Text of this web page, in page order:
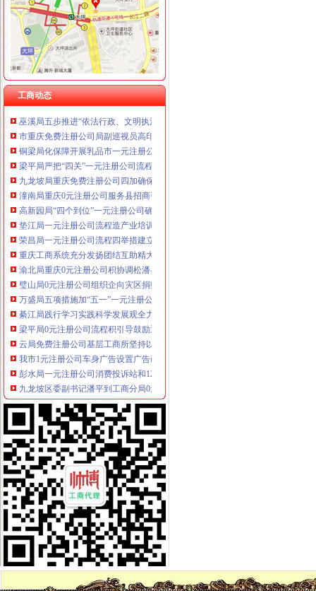
工商动态
沙坪坝局抓住“五个关键”0元注册公司流程推动重点工作全面开展
江津局“两手抓”一元注册公司流程积构建食品安全监管长效机制
永川局0元注册公司流程化合同帮扶制度支持涉农企业发展
沙坪坝局免费注册公司部分工商所上门验照贴花 促进监管服务两统一
永川局0元注册公司实施四项工程提升工商服务质量有实效
沙坪坝局以四型模范为指针造“四型”0元注册公司领导班子
双桥局重庆0元注册公司采取有效措施认真贯彻十七届三中全会精
市重庆免费注册公司局副巡视员高印平到高新区局检查指导工作
铜梁局化保障开展乳品市一元注册公司流程场清理整有实效
梁平局严把“四关”一元注册公司流程化成品油市场监管
九龙坡局重庆免费注册公司四加确保花博会顺利开幕
潼南局重庆0元注册公司服务县招商引资工作再添新招
高新园局“四个到位”一元注册公司确保食品安全
垫江局一元注册公司流程造产业培训农村经纪人
荣昌局一元注册公司流程四举措建立与监管对象联系服务机制
重庆工商系统充分发扬团结互助精大力开展对四川灾区的1元注册公司援助工作
渝北局重庆0元注册公司积协调松潘县来渝采购救灾物资
璧山局0元注册公司组织企向灾区捐赠食品支援震救灾
万盛局五项措施加“五一”一元注册公司流程旅游市场管理见成效
綦江局践行学习实践科学发展观全力整顿规范市一元注册公司流程场行为
梁平局0元注册公司流程积引导鼓励返乡农民工创业
云局免费注册公司基层工商所坚持以人为本拓展服务型工商
我市1元注册公司车身广告设置广告画面将止上车窗
彭水局一元注册公司消费投诉站和12315联络站建设初显成效
九龙坡区委副书记潘平到工商分局0元注册公司调研指导工作
武隆局索农资市场“十个一”一元注册公司长效监管机制
开县局重庆一元注册公司实行分层分类培训模式着力提升干部队伍素质
酉局重庆一元注册公司超额完成农村经纪人培训计划
巫溪局一元注册公司流程多措并举化流通领域食品商品安全监管
市局副局长郭翔、重庆0元注册公司副巡视员高印平到沙坪坝局检查指导无证无
南岸区户外广告整进入攻坚阶段
经检总队查处某公司虚报注册资本案
市0元注册公司局机关组织干部职工参观全国廉政文化大型绘画书法巡展
巫溪局市1元注册公司场专管所构筑食品消费安全防护体系
綦江局“四抓”一元注册公司促进“合同帮农”工作
奉节局“三个三”免费注册公司措施进一步开展学习实践科学发展观活动
涪陵区消委夯实七大基础共建“大消委”重庆免费注册公司新格局
梁平局“553”一元注册公司举措深化学习实践活动和消费维权
重庆秋冬品牌服装博览会圆满闭幕